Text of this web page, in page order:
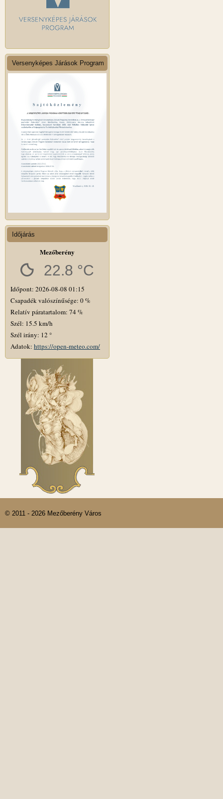
Versenyképes Járások Program
Időjárás
Mezőberény
22.8 °C
Időpont: 2026-08-08 01:15
Csapadék valószínűsége: 0 %
Relatív páratartalom: 74 %
Szél: 15.5 km/h
Szél irány: 12 °
Adatok: https://open-meteo.com/
© 2011 - 2026 Mezőberény Város